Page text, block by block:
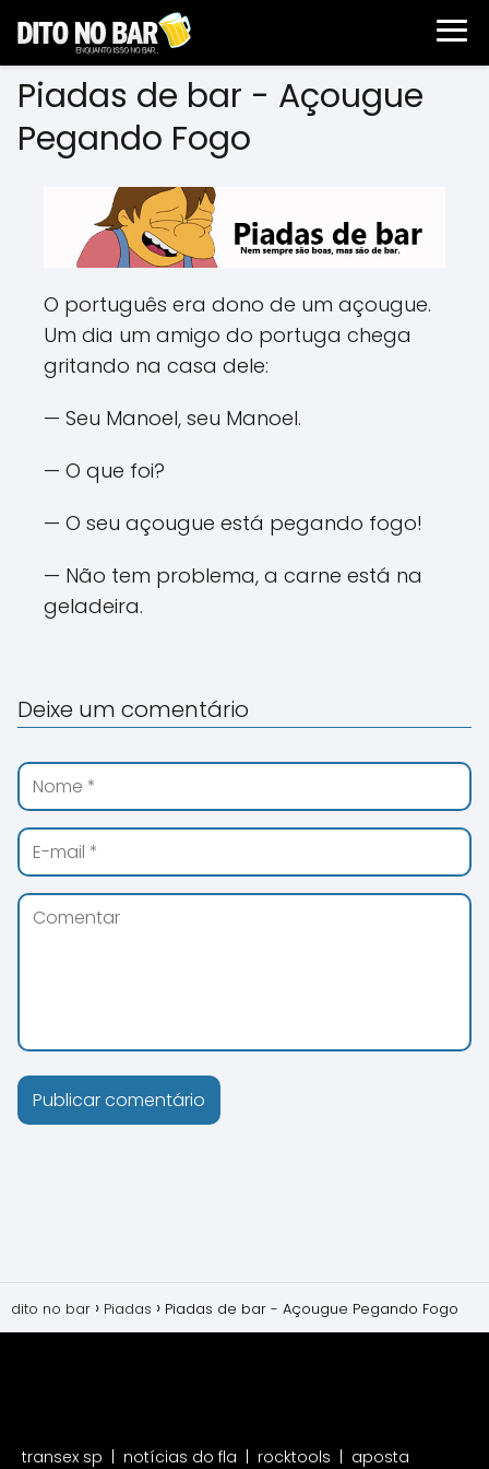
Piadas de bar - Açougue
Pegando Fogo
O português era dono de um açougue.
Um dia um amigo do portuga chega
gritando na casa dele:
— Seu Manoel, seu Manoel.
— O que foi?
— O seu açougue está pegando fogo!
— Não tem problema, a carne está na
geladeira.
Deixe um comentário
dito no bar Piadas Piadas de bar - Açougue Pegando Fogo
transex sp | notícias do fla | rocktools | aposta